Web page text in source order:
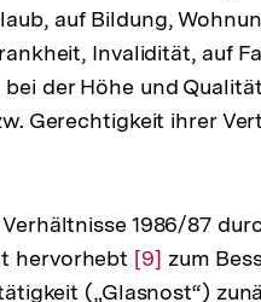
auf Bildung,
Invalidität, auf
der Höhe und
Gerechtigkeit ihrer
1986/87
hervorhebt Zur
Auflösung
[9] zum
(„Glasnost“)